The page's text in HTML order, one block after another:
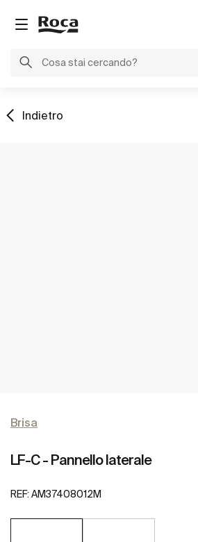
Indietro
Brisa
LF-C - Pannello laterale
REF: AM37408012M